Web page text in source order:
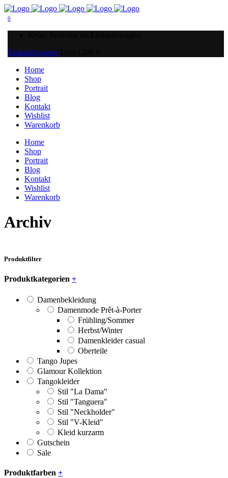
0
Einkaufswagen
Home
Shop
Portrait
Blog
Kontakt
Wishlist
Warenkorb
Home
Shop
Portrait
Blog
Kontakt
Wishlist
Warenkorb
Archiv
Produktfilter
Produktkategorien +
Damenbekleidung
Damenmode Prêt-à-Porter
Frühling/Sommer
Herbst/Winter
Damenkleider casual
Oberteile
Tango Jupes
Glamour Kollektion
Tangokleider
Stil "La Dama"
Stil "Tanguera"
Stil "Neckholder"
Stil "V-Kleid"
Kleid kurzarm
Gutschein
Sale
Produktfarben +